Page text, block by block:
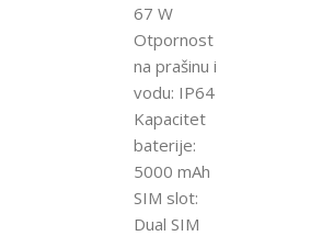
67 W
Otpornost
na prašinu i
vodu: IP64
Kapacitet
baterije:
5000 mAh
SIM slot:
Dual SIM